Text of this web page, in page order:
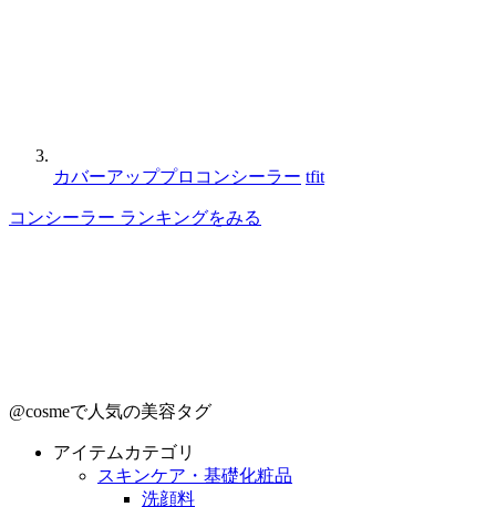
カバーアッププロコンシーラー tfit
コンシーラー ランキングをみる
@cosmeで人気の美容タグ
アイテムカテゴリ
スキンケア・基礎化粧品
洗顔料